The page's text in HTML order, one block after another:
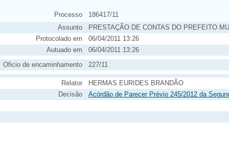
Processo
186417/11
Assunto
PRESTAÇÃO DE CONTAS DO PREFEITO
Protocolado em
06/04/2011 13:26
Autuado em
06/04/2011 13:26
Oficio de encaminhamento
227/11
Relator
HERMAS EURIDES BRANDÃO
Decisão
Acórdão de Parecer Prévio 245/2012 da